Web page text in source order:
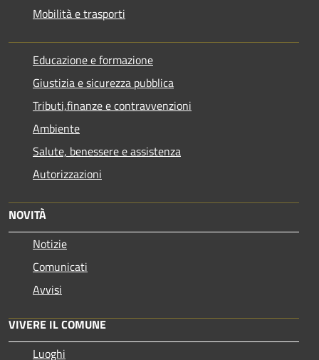
Mobilità e trasporti
Educazione e formazione
Giustizia e sicurezza pubblica
Tributi,finanze e contravvenzioni
Ambiente
Salute, benessere e assistenza
Autorizzazioni
NOVITÀ
Notizie
Comunicati
Avvisi
VIVERE IL COMUNE
Luoghi